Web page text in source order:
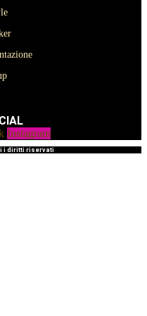
Instagram
i diritti riservati